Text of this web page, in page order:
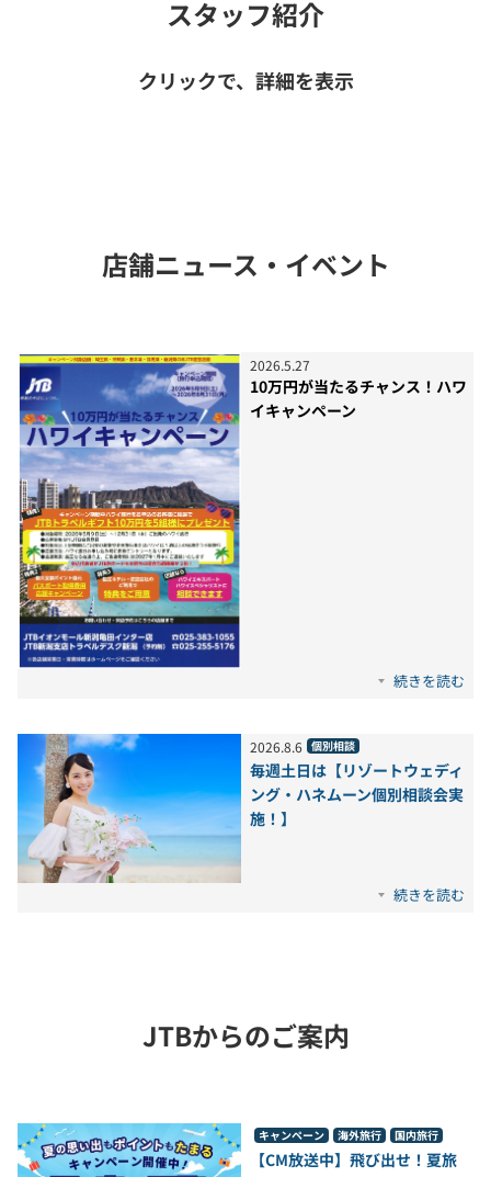
スタッフ紹介
クリックで、詳細を表示
店舗ニュース・イベント
2026.5.27
10万円が当たるチャンス！ハワ
イキャンペーン
続きを読む
2026.8.6 個別相談
毎週土日は【リゾートウェディ
ング・ハネムーン個別相談会実
施！】
続きを読む
JTBからのご案内
キャンペーン 海外旅行 国内旅行
【CM放送中】飛び出せ！夏旅